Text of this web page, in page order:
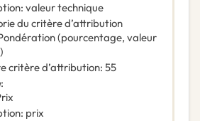
: valeur technique
du critère d’attribution
(pourcentage, valeur
critère d’attribution: 55
:
: prix